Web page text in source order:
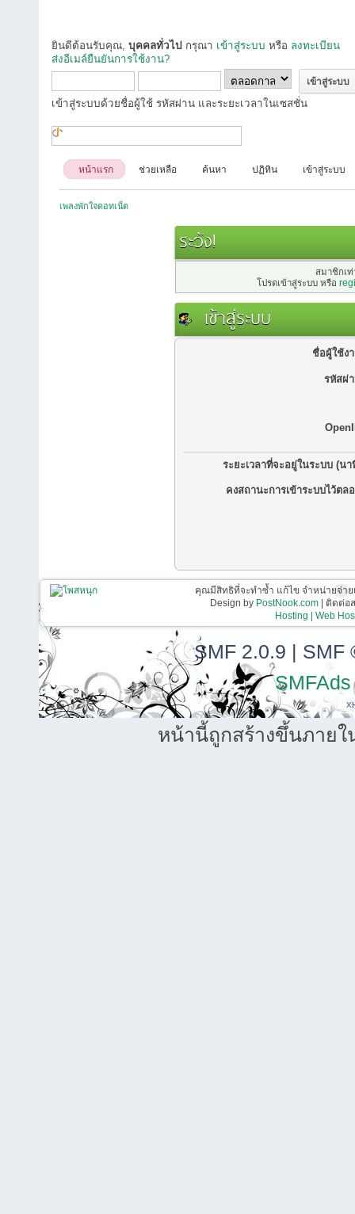
ยินดีต้อนรับคุณ, บุคคลทั่วไป กรุณา เข้าสู่ระบบ หรือ ลงทะเบียน
ส่งอีเมล์ยืนยันการใช้งาน?
เข้าสู่ระบบด้วยชื่อผู้ใช้ รหัสผ่าน และระยะเวลาในเซสชั่น
หน้าแรก ช่วยเหลือ ค้นหา ปฏิทิน เข้าสู่ระบบ
เพลงพักใจดอทเน็ต
ระวัง!
สมาชิกเ
โปรดเข้าสู่ระบบ หรือ
เข้าสู่ระบบ
ชื่อผู้ใช้ง
รหัสผ่
ระยะเวลาที่จะอยู่ในระบบ (นา
คงสถานะการเข้าระบบไว้ตล
คุณมีสิทธิที่จะทำซ้ำ แก้ไข จำหน่ายจ่า
Design by PostNook.com| ติดต่อส
Hosting | Web
SMF 2.0.9 | SMF
SMFAds
หน้านี้ถูกสร้างขึ้นภายใ